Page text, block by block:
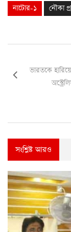
নাটোর-১ নৌকা
ভারতকে
সংশ্লিষ্ট আরও